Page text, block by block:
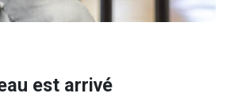
est arrivé